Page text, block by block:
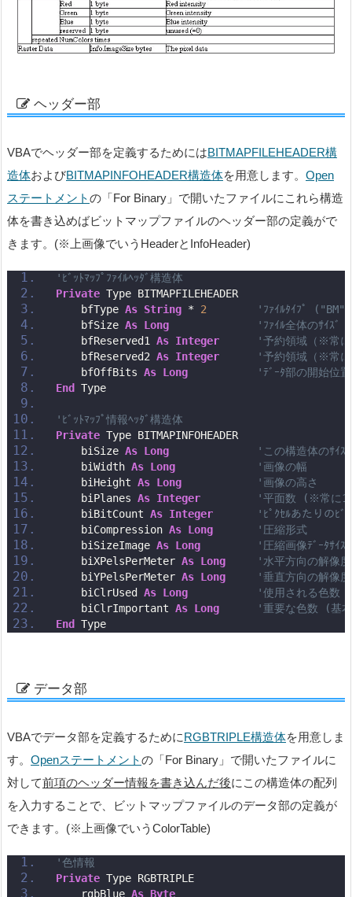
ヘッダー部
VBAでヘッダー部を定義するためにはBITMAPFILEHEADER構
造体およびBITMAPINFOHEADER構造体を用意します。 Open
ステートメントの「For Binary」で開いたファイルにこれら構造
体を書き込めばビットマップファイルのヘッダー部の定義がで
きます。(※上画像でいうHeaderとInfoHeader)
'ﾋﾞｯﾄﾏｯﾌﾟﾌｧｲﾙﾍｯﾀﾞ構造体
Private Type BITMAPFILEHEADER
    bfType
As String * 2
'ﾌｧｲﾙﾀｲﾌﾟ ("BM")
    bfSize
As Long
'ﾌｧｲﾙ全体のｻｲｽﾞ
    bfReserved1
As Integer
'予約領域（※常
    bfReserved2
As Integer
'予約領域（※常
    bfOffBits
As Long
'ﾃﾞｰﾀ部の開始位
End
Type
'ﾋﾞｯﾄﾏｯﾌﾟ情報ﾍｯﾀﾞ構造体
Private Type BITMAPINFOHEADER
    biSize
As Long
'この構造体のｻｲｽﾞ
    biWidth
As Long
'画像の幅
    biHeight
As Long
'画像の高さ
    biPlanes
As Integer
'平面数 (※常に
    biBitCount
As Integer
'ﾋﾟｸｾﾙあたりのﾋ
    biCompression
As Long
'圧縮形式
    biSizeImage
As Long
'圧縮画像ﾃﾞｰﾀｻｲｽﾞ
    biXPelsPerMeter
As Long
'水平方向の解像度
    biYPelsPerMeter
As Long
'垂直方向の解像度
    biClrUsed
As Long
'使用される色数
    biClrImportant
As Long
'重要な色数 (基
End
Type
データ部
VBAでデータ部を定義するためにRGBTRIPLE構造体を用意しま
す。 Openステートメントの「For Binary」で開いたファイルに
対して前項のヘッダー情報を書き込んだ後にこの構造体の配列
を入力することで、ビットマップファイルのデータ部の定義が
できます。(※上画像でいうColorTable)
'色情報
Private Type RGBTRIPLE
    rgbBlue
As Byte